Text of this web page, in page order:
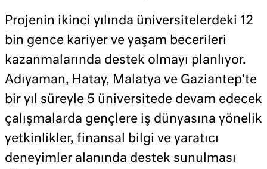
Projenin ikinci yılında üniversitelerdeki 12
bin gence kariyer ve yaşam becerileri
kazanmalarında destek olmayı planlıyor.
Adıyaman, Hatay, Malatya ve Gaziantep’te
bir yıl süreyle 5 üniversitede devam edecek
çalışmalarda gençlere iş dünyasına yönelik
yetkinlikler, finansal bilgi ve yaratıcı
deneyimler alanında destek sunulması